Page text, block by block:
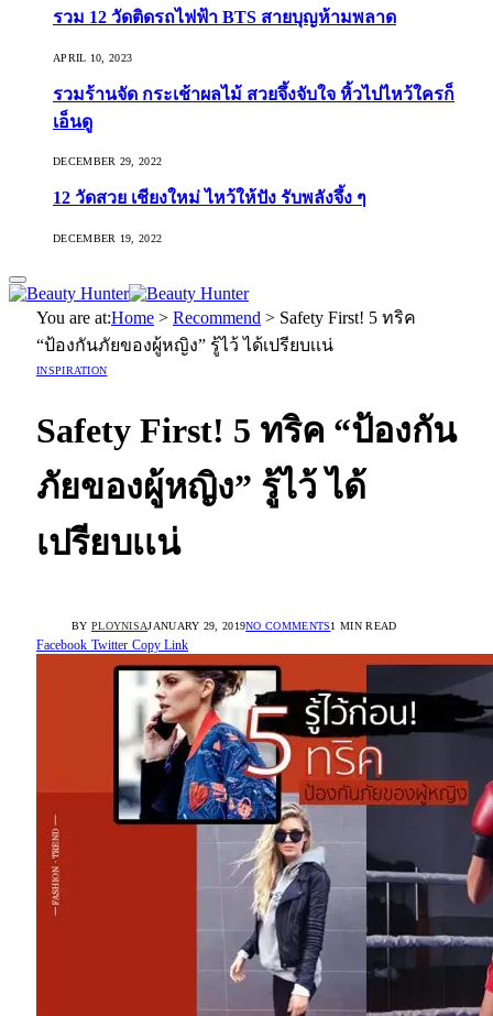
รวม 12 วัดติดรถไฟฟ้า BTS สายบุญห้ามพลาด
APRIL 10, 2023
รวมร้านจัด กระเช้าผลไม้ สวยจึ้งจับใจ หิ้วไปไหว้ใครก็
เอ็นดู
DECEMBER 29, 2022
12 วัดสวย เชียงใหม่ ไหว้ให้ปัง รับพลังจึ้ง ๆ
DECEMBER 19, 2022
You are at:Home > Recommend > Safety First! 5 ทริค
“ป้องกันภัยของผู้หญิง” รู้ไว้ ได้เปรียบเเน่
INSPIRATION
Safety First! 5 ทริค “ป้องกัน
ภัยของผู้หญิง” รู้ไว้ ได้
เปรียบเเน่
BY PLOYNISAJANUARY 29, 2019NO COMMENTS1 MIN READ
Facebook Twitter Copy Link